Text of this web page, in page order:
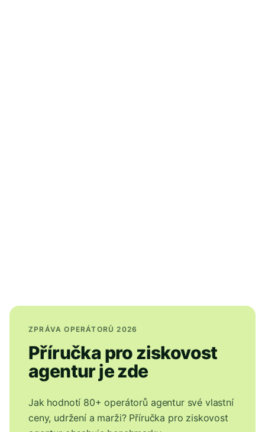
ZPRÁVA OPERÁTORŮ 2026
Příručka pro ziskovost
agentur je zde
Jak hodnotí 80+ operátorů agentur své vlastní
ceny, udržení a marži? Příručka pro ziskovost